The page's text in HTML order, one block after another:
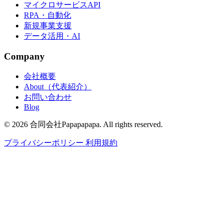
マイクロサービスAPI
RPA・自動化
新規事業支援
データ活用・AI
Company
会社概要
About（代表紹介）
お問い合わせ
Blog
© 2026 合同会社Papapapapa. All rights reserved.
プライバシーポリシー 利用規約